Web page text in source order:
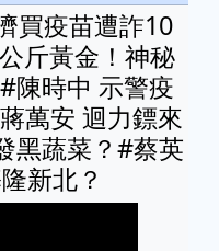
買疫苗遭詐10
斤黃金！神秘
陳時中 示警疫
萬安 迴力鏢來
黑蔬菜？#蔡英
新北？